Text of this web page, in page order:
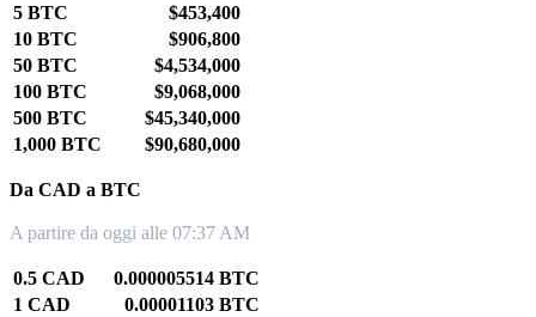
5 BTC
$453,400
10 BTC
$906,800
50 BTC
$4,534,000
100 BTC
$9,068,000
500 BTC
$45,340,000
1,000 BTC
$90,680,000
Da CAD a BTC
A partire da oggi alle 07:37 AM
0.5 CAD
0.000005514 BTC
1 CAD
0.00001103 BTC